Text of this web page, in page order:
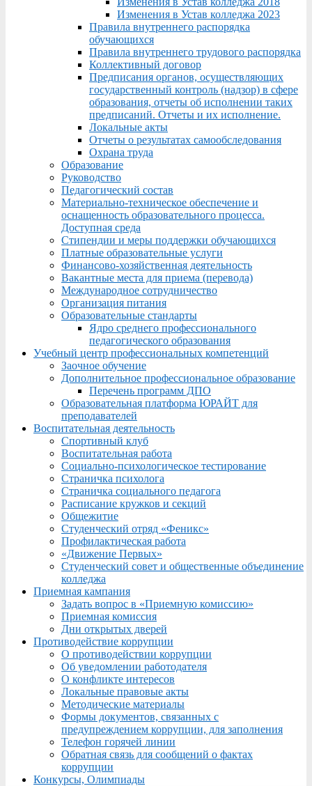
Изменения в Устав колледжа 2023
Правила внутреннего распорядка
обучающихся
Правила внутреннего трудового распорядка
Коллективный договор
Предписания органов, осуществляющих
государственный контроль (надзор) в сфере
образования, отчеты об исполнении таких
предписаний. Отчеты и их исполнение.
Локальные акты
Отчеты о результатах самообследования
Охрана труда
Образование
Руководство
Педагогический состав
Материально-техническое обеспечение и
оснащенность образовательного процесса.
Доступная среда
Стипендии и меры поддержки обучающихся
Платные образовательные услуги
Финансово-хозяйственная деятельность
Вакантные места для приема (перевода)
Международное сотрудничество
Организация питания
Образовательные стандарты
Ядро среднего профессионального
педагогического образования
Учебный центр профессиональных компетенций
Заочное обучение
Дополнительное профессиональное образование
Перечень программ ДПО
Образовательная платформа ЮРАЙТ для
преподавателей
Воспитательная деятельность
Спортивный клуб
Воспитательная работа
Социально-психологическое тестирование
Страничка психолога
Страничка социального педагога
Расписание кружков и секций
Общежитие
Студенческий отряд «Феникс»
Профилактическая работа
«Движение Первых»
Студенческий совет и общественные объединение
колледжа
Приемная кампания
Задать вопрос в «Приемную комиссию»
Приемная комиссия
Дни открытых дверей
Противодействие коррупции
О противодействии коррупции
Об уведомлении работодателя
О конфликте интересов
Локальные правовые акты
Методические материалы
Формы документов, связанных с
предупреждением коррупции, для заполнения
Телефон горячей линии
Обратная связь для сообщений о фактах
коррупции
Конкурсы, Олимпиады